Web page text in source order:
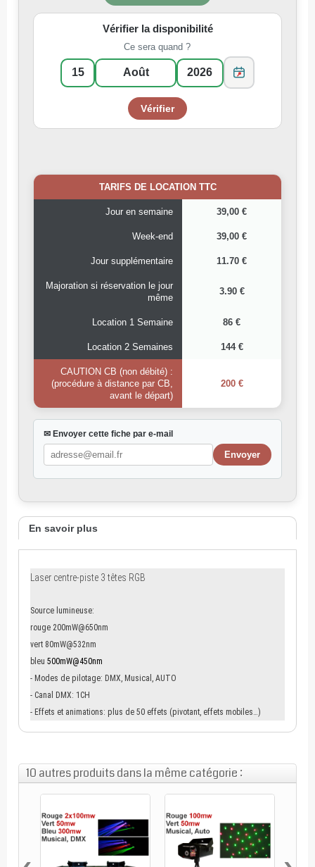
Vérifier la disponibilité
Ce sera quand ?
TARIFS DE LOCATION TTC
Jour en semaine 39,00 €
Week-end 39,00 €
Jour supplémentaire 11.70 €
Majoration si réservation le jour
même
3.90 €
Location 1 Semaine 86 €
Location 2 Semaines 144 €
CAUTION CB (non débité) :
(procédure à distance par CB,
avant le départ)
200 €
✉ Envoyer cette fiche par e-mail
En savoir plus
Laser centre-piste 3 têtes RGB
Source lumineuse:
rouge 200mW@650nm
vert 80mW@532nm
bleu 500mW@450nm
- Modes de pilotage: DMX, Musical, AUTO
- Canal DMX: 1CH
- Effets et animations: plus de 50 effets (pivotant, effets mobiles…)
10 autres produits dans la même catégorie :